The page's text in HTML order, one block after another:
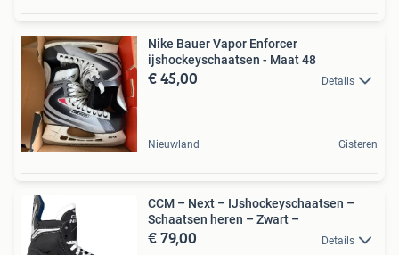
Nike Bauer Vapor Enforcer
ijshockeyschaatsen - Maat 48
€ 45,00 Details
Nieuwland Gisteren
CCM – Next – IJshockeyschaatsen –
Schaatsen heren – Zwart –
€ 79,00 Details